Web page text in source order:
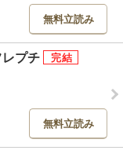
無料立読み
プチ
無料立読み